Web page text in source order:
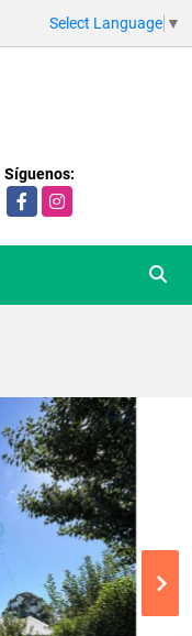
Select Language ▼
Síguenos:
FacebookInstagram